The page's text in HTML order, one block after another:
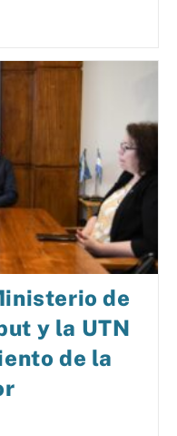
de
y la UTN
de la